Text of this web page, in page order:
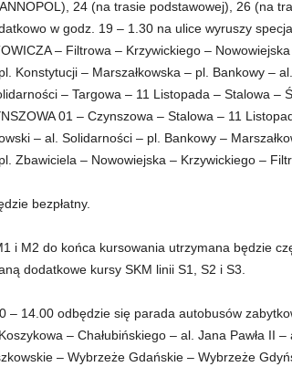
24 (na trasie podstawowej), 26 (na
w godz. 19 – 1.30 na ulice wyruszy
– Filtrowa – Krzywickiego –
Konstytucji – Marszałkowska – pl. Bankowy –
– Targowa – 11 Listopada – Stalowa –
01 – Czynszowa – Stalowa – 11
– al. Solidarności – pl. Bankowy –
Zbawiciela – Nowowiejska – Krzywickiego –
bezpłatny.
i M2 do końca kursowania utrzymana będzie
dodatkowe kursy SKM linii S1, S2 i S3.
– 14.00 odbędzie się parada autobusów
– Chałubińskiego – al. Jana Pawła II
– Wybrzeże Gdańskie – Wybrzeże